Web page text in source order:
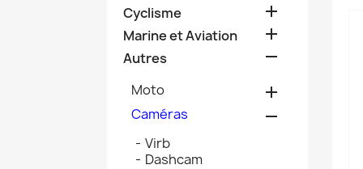
Cyclisme 
Marine et Aviation 
Autres 
Moto 
Caméras 
Virb
Dashcam